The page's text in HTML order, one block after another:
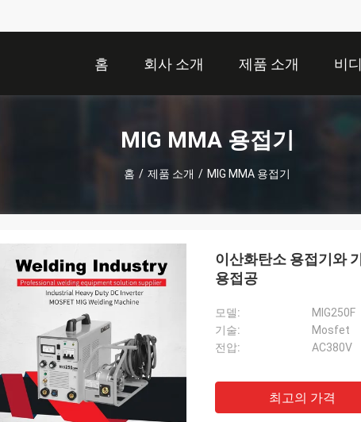
홈 회사 소개 제품 소개 비
MIG MMA 용접기
홈 / 제품 소개 / MIG MMA 용접기
이산화탄소 용접기와
용접공
모델:
MIG250F
기술:
Mosfet
전압:
AC380V
최고의 가격